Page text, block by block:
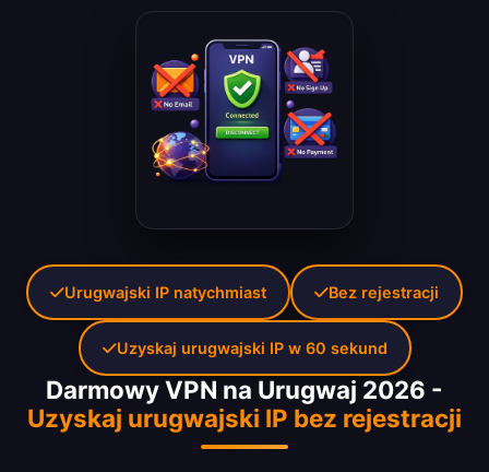
Darmowy VPN na Urugwaj 2026 -
Uzyskaj urugwajski IP bez rejestracji
Urugwajski IP natychmiast Bez rejestracji
Uzyskaj urugwajski IP w 60 sekund